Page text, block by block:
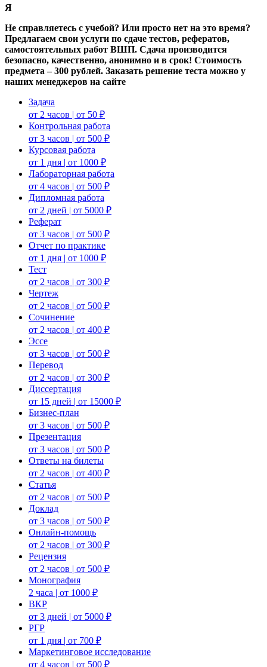
Я
Не справляетесь с учебой? Или просто нет на это время?
Предлагаем свои услуги по сдаче тестов, рефератов,
самостоятельных работ ВШП. Сдача производится
безопасно, качественно, анонимно и в срок! Стоимость
предмета – 300 рублей. Заказать решение теста можно у
наших менеджеров на сайте
Задача
от 2 часов | от 50 ₽
Контрольная работа
от 3 часов | от 500 ₽
Курсовая работа
от 1 дня | от 1000 ₽
Лабораторная работа
от 4 часов | от 500 ₽
Дипломная работа
от 2 дней | от 5000 ₽
Реферат
от 3 часов | от 500 ₽
Отчет по практике
от 1 дня | от 1000 ₽
Тест
от 2 часов | от 300 ₽
Чертеж
от 2 часов | от 500 ₽
Сочинение
от 2 часов | от 400 ₽
Эссе
от 3 часов | от 500 ₽
Перевод
от 2 часов | от 300 ₽
Диссертация
от 15 дней | от 15000 ₽
Бизнес-план
от 3 часов | от 500 ₽
Презентация
от 3 часов | от 500 ₽
Ответы на билеты
от 2 часов | от 400 ₽
Статья
от 2 часов | от 500 ₽
Доклад
от 3 часов | от 500 ₽
Онлайн-помощь
от 2 часов | от 300 ₽
Рецензия
от 2 часов | от 500 ₽
Монография
2 часа | от 1000 ₽
ВКР
от 3 дней | от 5000 ₽
РГР
от 1 дня | от 700 ₽
Маркетинговое исследование
от 4 часов | от 500 ₽